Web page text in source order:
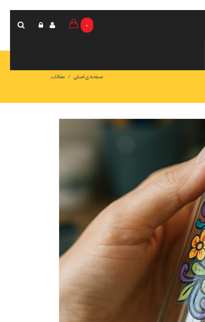
0
صفحه ی اصلی / مقالات